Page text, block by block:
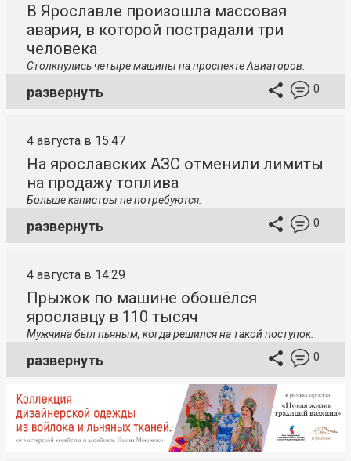
В Ярославле произошла массовая
авария, в которой пострадали три
человека
Столкнулись четыре машины на проспекте Авиаторов.
развернуть 0
4 августа в 15:47
На ярославских АЗС отменили лимиты
на продажу топлива
Больше канистры не потребуются.
развернуть 0
4 августа в 14:29
Прыжок по машине обошёлся
ярославцу в 110 тысяч
Мужчина был пьяным, когда решился на такой поступок.
развернуть 0